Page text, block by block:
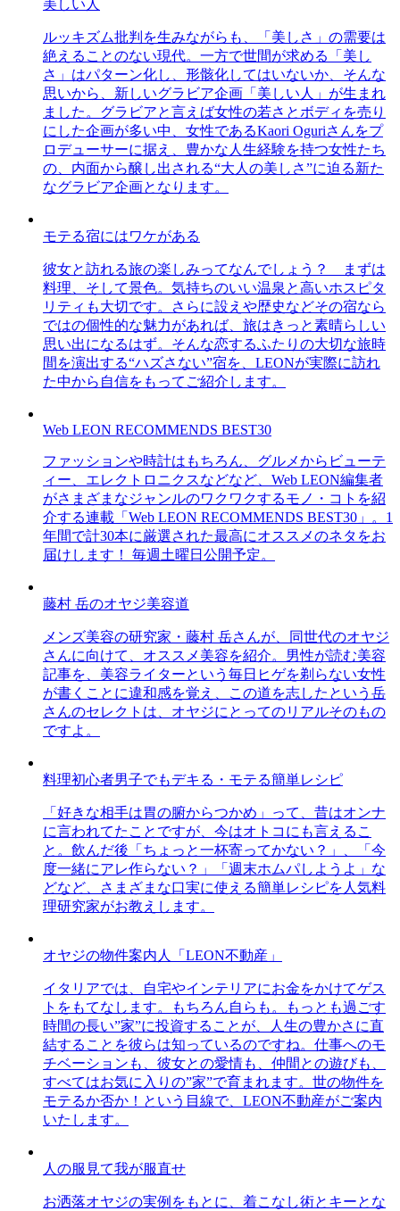
美しい人
ルッキズム批判を生みながらも、「美しさ」の需要は
絶えることのない現代。一方で世間が求める「美し
さ」はパターン化し、形骸化してはいないか、そんな
思いから、新しいグラビア企画「美しい人」が生まれ
ました。グラビアと言えば女性の若さとボディを売り
にした企画が多い中、女性であるKaori Oguriさんをプ
ロデューサーに据え、豊かな人生経験を持つ女性たち
の、内面から醸し出される“大人の美しさ”に迫る新た
なグラビア企画となります。
モテる宿にはワケがある
彼女と訪れる旅の楽しみってなんでしょう？ まずは
料理、そして景色。気持ちのいい温泉と高いホスピタ
リティも大切です。さらに設えや歴史などその宿なら
ではの個性的な魅力があれば、旅はきっと素晴らしい
思い出になるはず。そんな恋するふたりの大切な旅時
間を演出する“ハズさない”宿を、LEONが実際に訪れ
た中から自信をもってご紹介します。
Web LEON RECOMMENDS BEST30
ファッションや時計はもちろん、グルメからビューテ
ィー、エレクトロニクスなどなど、Web LEON編集者
がさまざまなジャンルのワクワクするモノ・コトを紹
介する連載「Web LEON RECOMMENDS BEST30」。1
年間で計30本に厳選された最高にオススメのネタをお
届けします！ 毎週土曜日公開予定。
藤村 岳のオヤジ美容道
メンズ美容の研究家・藤村 岳さんが、同世代のオヤジ
さんに向けて、オススメ美容を紹介。男性が読む美容
記事を、美容ライターという毎日ヒゲを剃らない女性
が書くことに違和感を覚え、この道を志したという岳
さんのセレクトは、オヤジにとってのリアルそのもの
ですよ。
料理初心者男子でもデキる・モテる簡単レシピ
「好きな相手は胃の腑からつかめ」って、昔はオンナ
に言われてたことですが、今はオトコにも言えるこ
と。飲んだ後「ちょっと一杯寄ってかない？」、「今
度一緒にアレ作らない？」「週末ホムパしようよ」な
どなど、さまざまな口実に使える簡単レシピを人気料
理研究家がお教えします。
オヤジの物件案内人「LEON不動産」
イタリアでは、自宅やインテリアにお金をかけてゲス
トをもてなします。もちろん自らも。もっとも過ごす
時間の長い”家”に投資することが、人生の豊かさに直
結することを彼らは知っているのですね。仕事へのモ
チベーションも、彼女との愛情も、仲間との遊びも、
すべてはお気に入りの”家”で育まれます。世の物件を
モテるか否か！という目線で、LEON不動産がご案内
いたします。
人の服見て我が服直せ
お洒落オヤジの実例をもとに、着こなし術とキーとな